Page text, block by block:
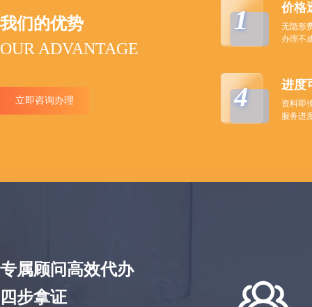
我们的优势
OUR ADVANTAGE
立即咨询办理
1 价格
无隐形
办理不
4 进度
资料即
服务进
专属顾问高效代办
四步拿证